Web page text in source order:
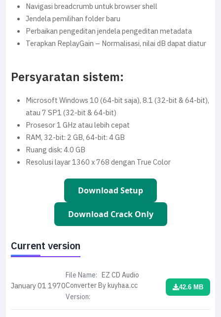
Navigasi breadcrumb untuk browser shell
Jendela pemilihan folder baru
Perbaikan pengeditan jendela pengeditan metadata
Terapkan ReplayGain – Normalisasi, nilai dB dapat diatur
Persyaratan sistem:
Microsoft Windows 10 (64-bit saja), 8.1 (32-bit & 64-bit),
atau 7 SP1 (32-bit & 64-bit)
Prosesor 1 GHz atau lebih cepat
RAM, 32-bit: 2 GB, 64-bit: 4 GB
Ruang disk: 4.0 GB
Resolusi layar 1360 x 768 dengan True Color
Download Setup
Download Crack Only
Current version
January 011970
File Name: EZ CD Audio
Converter By kuyhaa.cc
Version:
42.6 MB